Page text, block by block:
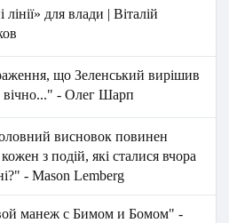
лінії» для влади | Віталій
що Зеленський вирішив
вічно..." - Олег Шарп
висновок повинен
з подій, які сталися вчора
- Маson Lemberg
манеж с Бимом и Бомом" -